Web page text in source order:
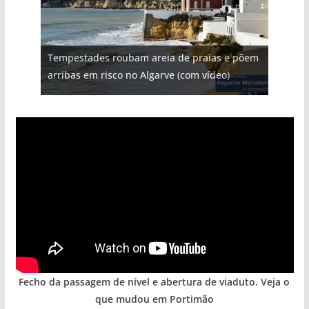
Tempestades roubam areia de praias e põem
arribas em risco no Algarve (com vídeo)
Foto do dia: uma cidade algarvia que cresceu
entre redes e fábricas
Tapas do mar a 3 euros cada. Nova rota
gastronómica nasce no Algarve
Projeto milionário: investimento de 108
milhões de euros na construção de dois
hotéis (com vídeo)
Milagre da água. Fontes emblemáticas do
Algarve voltam a ter vida (com vídeo)
Fecho da passagem de nível e abertura de viaduto. Veja o
que mudou em Portimão